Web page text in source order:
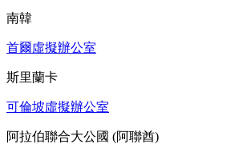
南韓
首爾虛擬辦公室
斯里蘭卡
可倫坡虛擬辦公室
阿拉伯聯合大公國 (阿聯酋)